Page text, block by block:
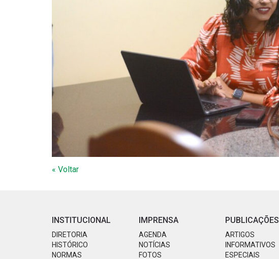
« Voltar
INSTITUCIONAL
DIRETORIA
HISTÓRICO
NORMAS
IMPRENSA
AGENDA
NOTÍCIAS
FOTOS
PUBLICAÇÕES
ARTIGOS
INFORMATIVOS
ESPECIAIS